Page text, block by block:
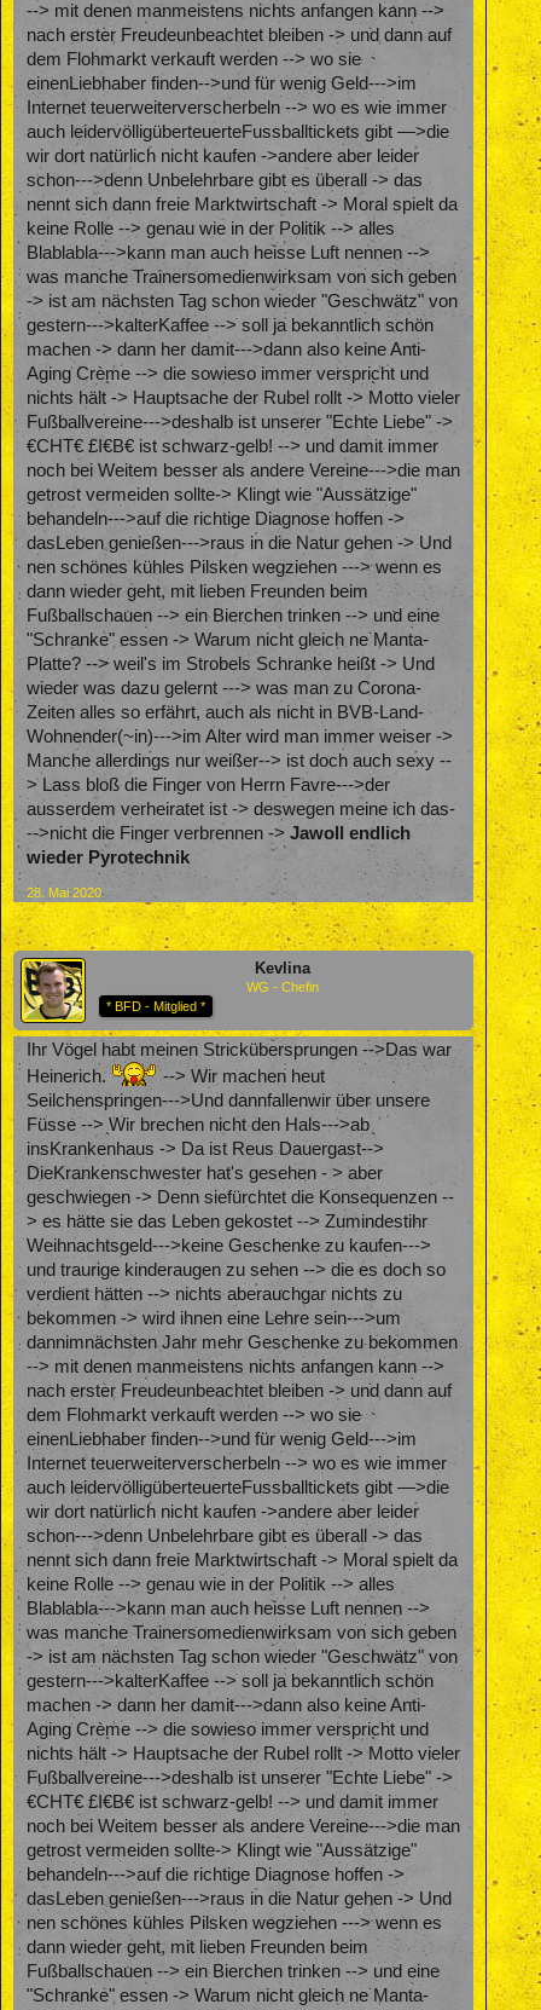
--> mit denen manmeistens nichts anfangen kann -->
nach erster Freudeunbeachtet bleiben -> und dann auf
dem Flohmarkt verkauft werden --> wo sie
einenLiebhaber finden-->und für wenig Geld--->im
Internet teuerweiterverscherbeln --> wo es wie immer
auch leidervölligüberteuerteFussballtickets gibt —>die
wir dort natürlich nicht kaufen ->andere aber leider
schon--->denn Unbelehrbare gibt es überall -> das
nennt sich dann freie Marktwirtschaft -> Moral spielt da
keine Rolle --> genau wie in der Politik --> alles
Blablabla--->kann man auch heisse Luft nennen -->
was manche Trainersomedienwirksam von sich geben
-> ist am nächsten Tag schon wieder "Geschwätz" von
gestern--->kalterKaffee --> soll ja bekanntlich schön
machen -> dann her damit--->dann also keine Anti-
Aging Crème --> die sowieso immer verspricht und
nichts hält -> Hauptsache der Rubel rollt -> Motto vieler
Fußballvereine--->deshalb ist unserer "Echte Liebe" ->
€CHT€ £I€B€ ist schwarz-gelb! --> und damit immer
noch bei Weitem besser als andere Vereine--->die man
getrost vermeiden sollte-> Klingt wie "Aussätzige"
behandeln--->auf die richtige Diagnose hoffen ->
dasLeben genießen--->raus in die Natur gehen -> Und
nen schönes kühles Pilsken wegziehen ---> wenn es
dann wieder geht, mit lieben Freunden beim
Fußballschauen --> ein Bierchen trinken --> und eine
"Schranke" essen -> Warum nicht gleich ne Manta-
Platte? --> weil's im Strobels Schranke heißt -> Und
wieder was dazu gelernt ---> was man zu Corona-
Zeiten alles so erfährt, auch als nicht in BVB-Land-
Wohnender(~in)--->im Alter wird man immer weiser ->
Manche allerdings nur weißer--> ist doch auch sexy --
> Lass bloß die Finger von Herrn Favre--->der
ausserdem verheiratet ist -> deswegen meine ich das-
-->nicht die Finger verbrennen -> Jawoll endlich
wieder Pyrotechnik
28. Mai 2020
Kevlina
WG - Chefin
* BFD - Mitglied *
Ihr Vögel habt meinen Strickübersprungen -->Das war
Heinerich.
--> Wir machen heut
Seilchenspringen--->Und dannfallenwir über unsere
Füsse --> Wir brechen nicht den Hals--->ab
insKrankenhaus -> Da ist Reus Dauergast-->
DieKrankenschwester hat's gesehen - > aber
geschwiegen -> Denn siefürchtet die Konsequenzen --
> es hätte sie das Leben gekostet --> Zumindestihr
Weihnachtsgeld--->keine Geschenke zu kaufen--->
und traurige kinderaugen zu sehen --> die es doch so
verdient hätten --> nichts aberauchgar nichts zu
bekommen -> wird ihnen eine Lehre sein--->um
dannimnächsten Jahr mehr Geschenke zu bekommen
--> mit denen manmeistens nichts anfangen kann -->
nach erster Freudeunbeachtet bleiben -> und dann auf
dem Flohmarkt verkauft werden --> wo sie
einenLiebhaber finden-->und für wenig Geld--->im
Internet teuerweiterverscherbeln --> wo es wie immer
auch leidervölligüberteuerteFussballtickets gibt —>die
wir dort natürlich nicht kaufen ->andere aber leider
schon--->denn Unbelehrbare gibt es überall -> das
nennt sich dann freie Marktwirtschaft -> Moral spielt da
keine Rolle --> genau wie in der Politik --> alles
Blablabla--->kann man auch heisse Luft nennen -->
was manche Trainersomedienwirksam von sich geben
-> ist am nächsten Tag schon wieder "Geschwätz" von
gestern--->kalterKaffee --> soll ja bekanntlich schön
machen -> dann her damit--->dann also keine Anti-
Aging Crème --> die sowieso immer verspricht und
nichts hält -> Hauptsache der Rubel rollt -> Motto vieler
Fußballvereine--->deshalb ist unserer "Echte Liebe" ->
€CHT€ £I€B€ ist schwarz-gelb! --> und damit immer
noch bei Weitem besser als andere Vereine--->die man
getrost vermeiden sollte-> Klingt wie "Aussätzige"
behandeln--->auf die richtige Diagnose hoffen ->
dasLeben genießen--->raus in die Natur gehen -> Und
nen schönes kühles Pilsken wegziehen ---> wenn es
dann wieder geht, mit lieben Freunden beim
Fußballschauen --> ein Bierchen trinken --> und eine
"Schranke" essen -> Warum nicht gleich ne Manta-